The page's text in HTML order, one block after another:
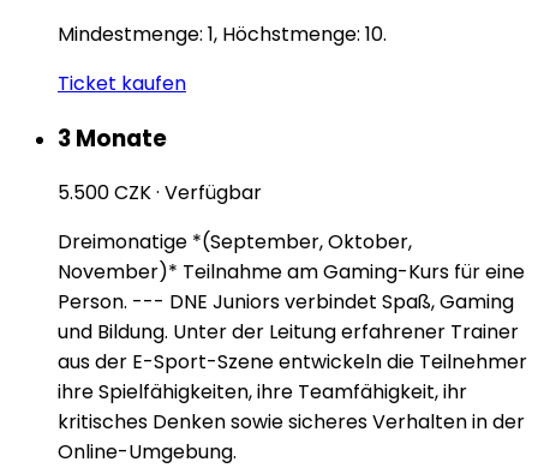
Mindestmenge: 1, Höchstmenge: 10.
Ticket kaufen
3 Monate
5.500 CZK· Verfügbar
Dreimonatige *(September, Oktober,
November)* Teilnahme am Gaming-Kurs für eine
Person. --- DNE Juniors verbindet Spaß, Gaming
und Bildung. Unter der Leitung erfahrener Trainer
aus der E-Sport-Szene entwickeln die Teilnehmer
ihre Spielfähigkeiten, ihre Teamfähigkeit, ihr
kritisches Denken sowie sicheres Verhalten in der
Online-Umgebung.